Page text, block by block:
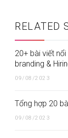
RELATED
20+ bài viết
branding &
09/08/2023
Tổng hợp 20
09/08/2023